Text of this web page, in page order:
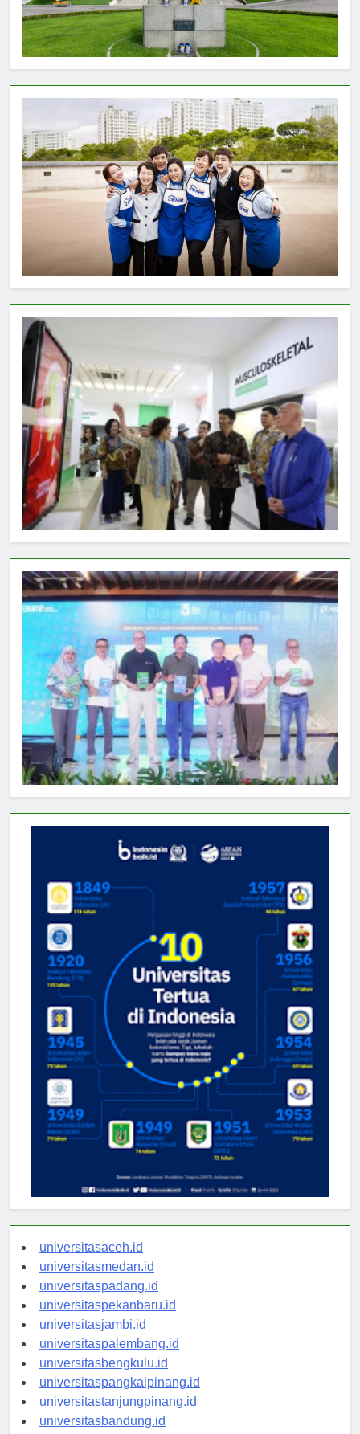
universitasaceh.id
universitasmedan.id
universitaspadang.id
universitaspekanbaru.id
universitasjambi.id
universitaspalembang.id
universitasbengkulu.id
universitaspangkalpinang.id
universitastanjungpinang.id